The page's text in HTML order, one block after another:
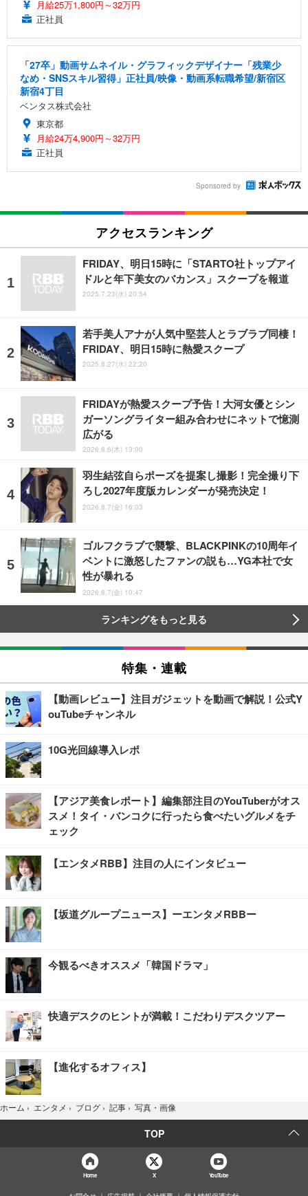
月給25万1,800円～32万円
正社員
「27卒」動画サムネイル・グラフィックデザイナー「残業少
なめ・SNSスキル習得」正社員/映像・動画系転職希望/新宿区
新宿4丁目
ベンタス株式会社
東京都
月給24万4,900円～32万円
正社員
Sponsored by
アクセスランキング
FRIDAY、明日15時に「STARTO社トップアイ
ドルと年下美女のバカンス」スクープを報道
2025.7.23(水) 20:54
若手美人アナが人気中堅芸人とラブラブ同棲！
FRIDAY、明日15時に熱愛スクープ
2025.8.27(水) 22:20
FRIDAYが熱愛スクープ予告！大河女優とシン
ガーソングライター組み合わせにネットで憶測
広がる
2026.8.6(木) 13:00
羽生結弦自らポーズを提案し撮影！完全撮り下
ろし2027年度版カレンダーが発売決定！
2026.8.7(金) 16:03
ゴルフクラブで襲撃、BLACKPINKの10周年イ
ベントに激怒したファンの説も…YG本社で女
性が暴れる
2026.8.7(金) 10:47
ランキングをもっと見る
特集・連載
【動画レビュー】注目ガジェットを動画で解説！公式Y
ouTubeチャンネル
10G光回線導入レポ
【アジア美食レポート】編集部注目のYouTuberがオス
スメ！タイ・バンコクに行ったら食べたいグルメをチ
ェック
【エンタメRBB】注目の人にインタビュー
【坂道グループニュース】ーエンタメRBBー
今観るべきオススメ「韓国ドラマ」
快適デスクのヒントが満載！こだわりデスクツアー
【進化するオフィス】
ホーム › エンタメ › ブログ › 記事 › 写真・画像
TOP
Home X YouTube